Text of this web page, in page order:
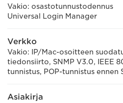
Vakio: osastotunnustodennus
Universal Login Manager
Verkko
Vakio: IP/Mac-osoitteen
tiedonsiirto, SNMP V3.0, IEEE
tunnistus, POP-tunnistus ennen
Asiakirja